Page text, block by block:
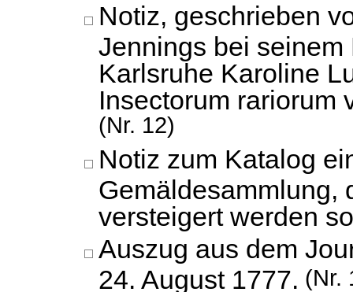
Notiz, geschrieben
Jennings bei seinem
Karlsruhe Karoline
Insectorum rariorum
(Nr. 12)
Notiz zum Katalog
Gemäldesammlung,
versteigert werden
Auszug aus dem
24. August 1777. (Nr.